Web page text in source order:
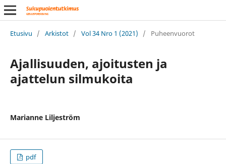
Etusivu / Arkistot / Vol 34 Nro 1 (2021) / Puheenvuorot
Ajallisuuden, ajoitusten ja
ajattelun silmukoita
Marianne Liljeström
pdf